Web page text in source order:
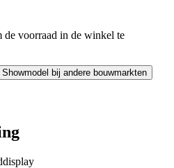
de voorraad in de winkel te
Showmodel bij andere bouwmarkten